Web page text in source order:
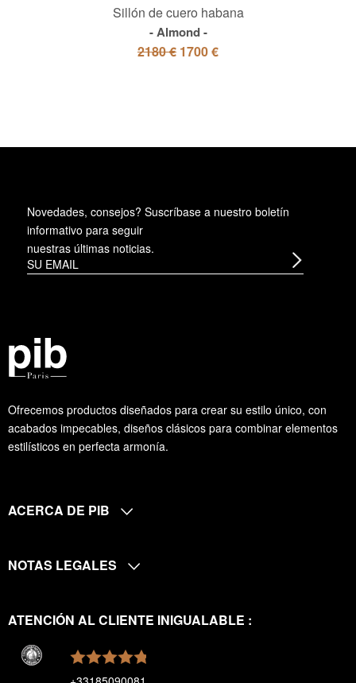
Sillón de cuero habana
Almond
2180 € 1700 €
Ofrecemos productos diseñados para crear su estilo único, con
acabados impecables, diseños clásicos para combinar elementos
estilísticos en perfecta armonía.
Novedades, consejos? Suscríbase a nuestro boletín
informativo para seguir
nuestras últimas noticias.
ACERCA DE PIB
NOTAS LEGALES
ATENCIÓN AL CLIENTE INIGUALABLE :